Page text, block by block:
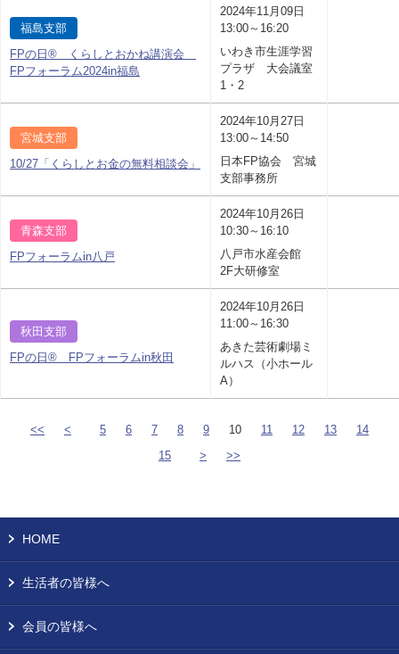
福島支部
FPの日® くらしとおかね講演会
FPフォーラム2024in福島
2024年11月09日
13:00～16:20
いわき市生涯学習
プラザ 大会議室
1・2
宮城支部
10/27「くらしとお金の無料相談会」
2024年10月27日
13:00～14:50
日本FP協会 宮城
支部事務所
青森支部
FPフォーラムin八戸
2024年10月26日
10:30～16:10
八戸市水産会館
2F大研修室
秋田支部
FPの日® FPフォーラムin秋田
2024年10月26日
11:00～16:30
あきた芸術劇場ミ
ルハス（小ホール
A）
<< < 5 6 7 8 9 10 11 12 13
14
15
> >>
HOME
生活者の皆様へ
会員の皆様へ